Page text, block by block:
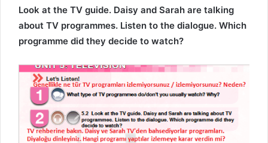
Look at the TV guide. Daisy and Sarah are talking
about TV programmes. Listen to the dialogue. Which
programme did they decide to watch?